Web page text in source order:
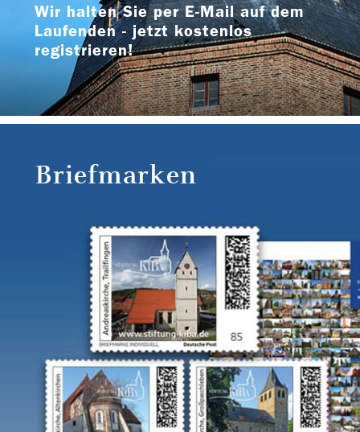
Wir halten Sie per E-Mail auf dem
Laufenden - jetzt kostenlos
registrieren!
Briefmarken